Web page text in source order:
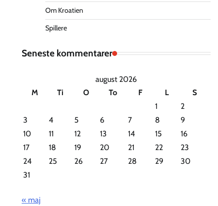
Om Kroatien
Spillere
Seneste kommentarer
august 2026
M
Ti O To F L
S
1
2
3
4 5 6 7 8
9
10
11 12 13 14 15
16
17
18 19 20 21 22
23
24
25 26 27 28 29
30
31
« maj